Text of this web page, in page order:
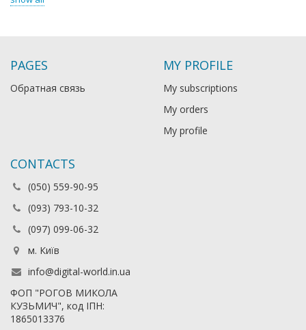
PAGES
Обратная связь
MY PROFILE
My subscriptions
My orders
My profile
CONTACTS
(050) 559-90-95
(093) 793-10-32
(097) 099-06-32
м. Київ
info@digital-world.in.ua
ФОП "РОГОВ МИКОЛА
КУЗЬМИЧ", код ІПН:
1865013376